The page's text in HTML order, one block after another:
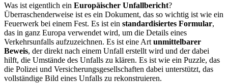
Was ist eigentlich ein Europäischer Unfallbericht?
Überraschenderweise ist es ein Dokument, das so wichtig ist wie ein
Feuerwerk bei einem Fest. Es ist ein standardisiertes Formular,
das in ganz Europa verwendet wird, um die Details eines
Verkehrsunfalls aufzuzeichnen. Es ist eine Art unmittelbarer
Beweis, der direkt nach einem Unfall erstellt wird und der dabei
hilft, die Umstände des Unfalls zu klären. Es ist wie ein Puzzle, das
die Polizei und Versicherungsgesellschaften dabei unterstützt, das
vollständige Bild eines Unfalls zu rekonstruieren.